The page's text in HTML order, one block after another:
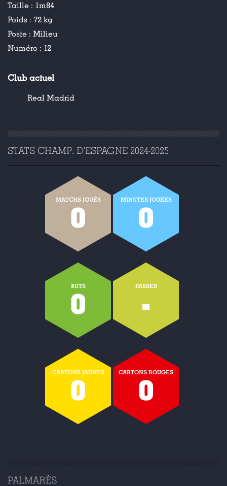
Taille : 1m84
Poids : 72 kg
Poste : Milieu
Numéro : 12
Club actuel
Real Madrid
STATS CHAMP. D'ESPAGNE 2024-2025
MATCHS JOUÉS
0
MINUTES JOUÉES
0
BUTS
0
PASSES
-
CARTONS JAUNES
0
CARTONS ROUGES
0
PALMARÈS